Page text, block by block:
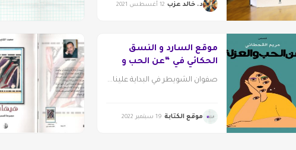
د. خالد عزب 12 أغسطس 2021
موقع السارد و النسق
الحكائي في “عن الحب و
العزلة” لمريم القحطاني
صفوان الشويطر في البداية علينا...
موقع الكتابة 19 سبتمبر 2022